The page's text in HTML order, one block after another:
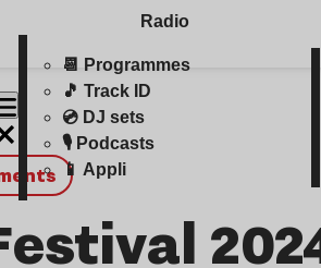
Radio
📆 Programmes
🎵 Track ID
💿 DJ sets
🎙️ Podcasts
📱 Appli